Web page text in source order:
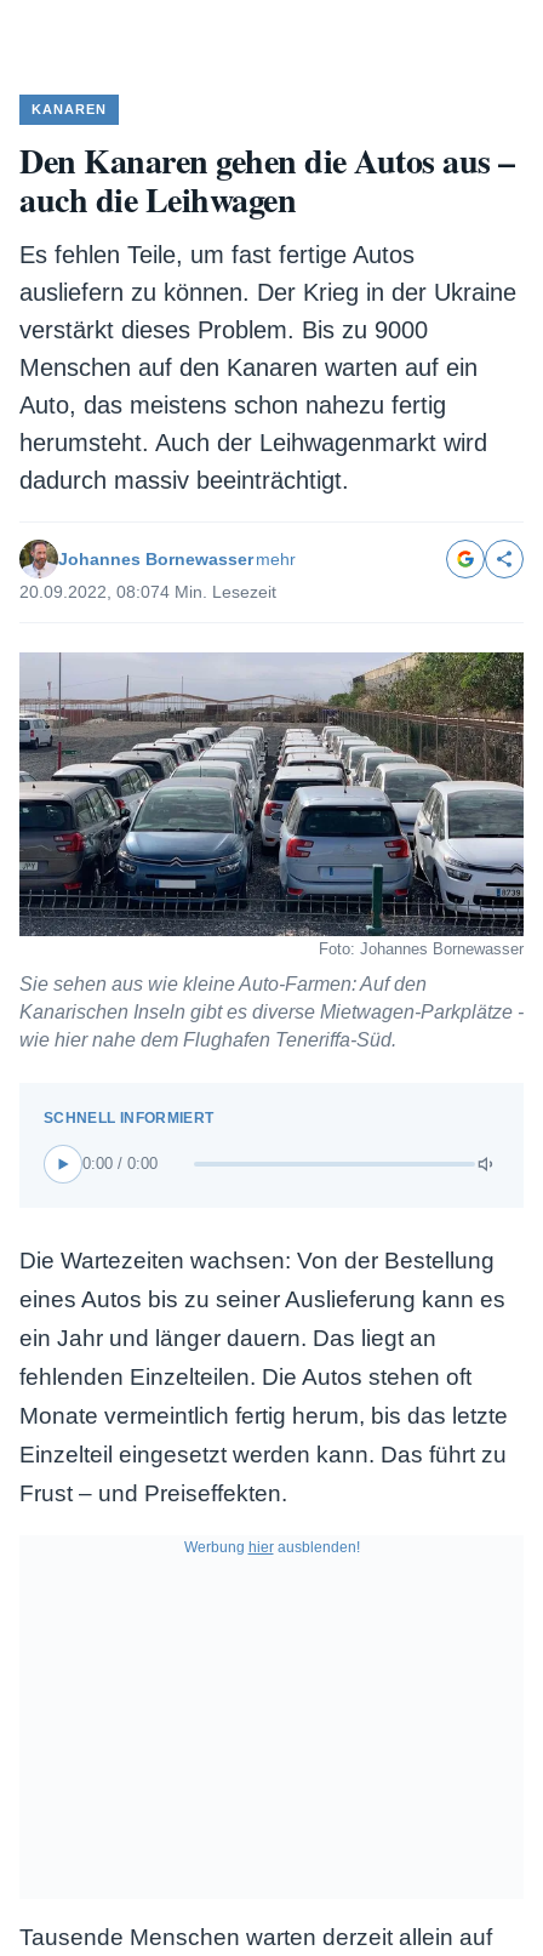
KANAREN
Den Kanaren gehen die Autos aus –
auch die Leihwagen
Es fehlen Teile, um fast fertige Autos
ausliefern zu können. Der Krieg in der Ukraine
verstärkt dieses Problem. Bis zu 9000
Menschen auf den Kanaren warten auf ein
Auto, das meistens schon nahezu fertig
herumsteht. Auch der Leihwagenmarkt wird
dadurch massiv beeinträchtigt.
Johannes Bornewassermehr
20.09.2022, 08:074 Min. Lesezeit
Foto: Johannes Bornewasser
Sie sehen aus wie kleine Auto-Farmen: Auf den
Kanarischen Inseln gibt es diverse Mietwagen-Parkplätze -
wie hier nahe dem Flughafen Teneriffa-Süd.
0:00 / 0:00
Die Wartezeiten wachsen: Von der Bestellung
eines Autos bis zu seiner Auslieferung kann es
ein Jahr und länger dauern. Das liegt an
fehlenden Einzelteilen. Die Autos stehen oft
Monate vermeintlich fertig herum, bis das letzte
Einzelteil eingesetzt werden kann. Das führt zu
Frust – und Preiseffekten.
Werbung hierausblenden!
Tausende Menschen warten derzeit allein auf